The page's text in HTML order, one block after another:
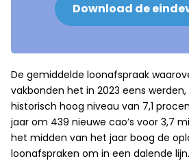
Download de
De gemiddelde loonafspraak
vakbonden het in 2023 eens
historisch hoog niveau van 7,1
jaar om 439 nieuwe cao’s voor 3,7
het midden van het jaar boog de
loonafspraken om in een dalende lijn.